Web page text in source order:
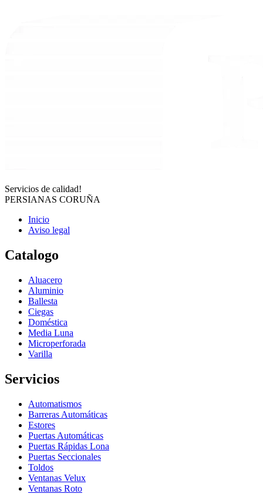
Servicios de calidad!
PERSIANAS CORUÑA
Inicio
Aviso legal
Catalogo
Aluacero
Aluminio
Ballesta
Ciegas
Doméstica
Media Luna
Microperforada
Varilla
Servicios
Automatismos
Barreras Automáticas
Estores
Puertas Automáticas
Puertas Rápidas Lona
Puertas Seccionales
Toldos
Ventanas Velux
Ventanas Roto